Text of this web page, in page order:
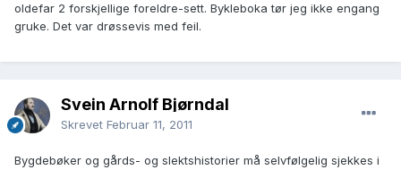
oldefar 2 forskjellige foreldre-sett. Bykleboka tør jeg ikke engang
gruke. Det var drøssevis med feil.
Svein Arnolf Bjørndal
Skrevet Februar 11, 2011
Bygdebøker og gårds- og slektshistorier må selvfølgelig sjekkes i